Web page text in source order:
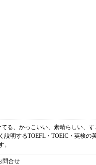
る、かっこいい、素晴らしい、す
明するTOEFL・TOEIC・英検の
。
問合せ